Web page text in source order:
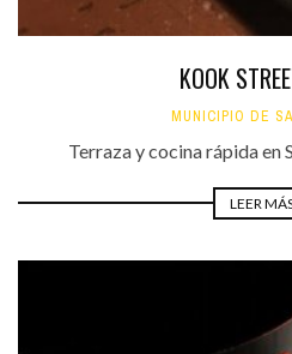
KOOK
MUNICIPIO DE
Terraza y cocina rápida en
LEER MÁS